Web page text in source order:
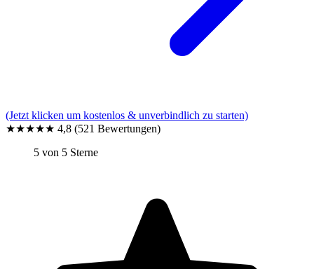
(Jetzt klicken um kostenlos & unverbindlich zu starten)
★★★★★ 4,8 (521 Bewertungen)
5 von 5 Sterne